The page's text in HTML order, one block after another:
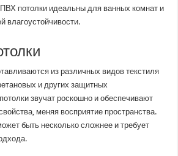
потолки идеальны для ванных комнат и
влагоустойчивости.
из различных видов текстиля
и других защитных
звучат роскошно и обеспечивают
меняя восприятие пространства.
быть несколько сложнее и требует